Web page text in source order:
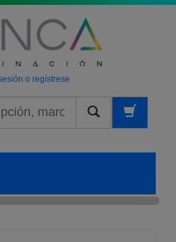
o regístrese
Buscar